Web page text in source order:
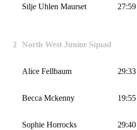
Silje Uhlen Maurset 27:59
2 North West Junior Squad
Alice Fellbaum 29:33
Becca Mckenny 19:55
Sophie Horrocks 29:40